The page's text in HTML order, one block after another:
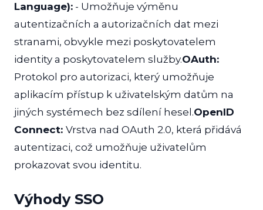
Language): - Umožňuje výměnu
autentizačních a autorizačních dat mezi
stranami, obvykle mezi poskytovatelem
identity a poskytovatelem služby.OAuth:
Protokol pro autorizaci, který umožňuje
aplikacím přístup k uživatelským datům na
jiných systémech bez sdílení hesel.OpenID
Connect: Vrstva nad OAuth 2.0, která přidává
autentizaci, což umožňuje uživatelům
prokazovat svou identitu.
Výhody SSO